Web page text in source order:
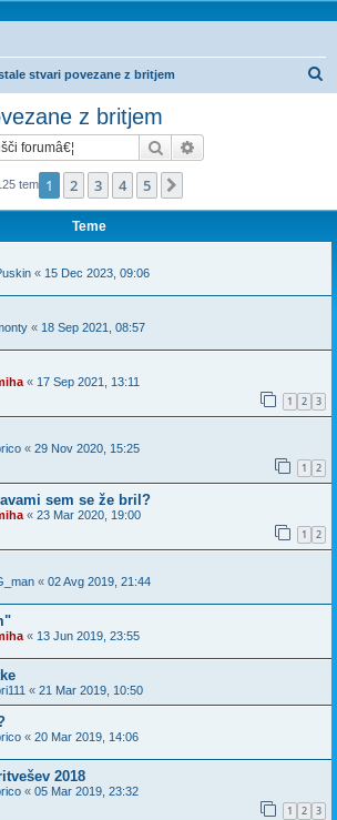
stvari povezane z britjem
z britjem
Iskanje
tem 1 2 3 4 5
Teme
« 15 Dec 2023, 09:06
« 18 Sep 2021, 08:57
« 17 Sep 2021, 13:11
1 2 3
« 29 Nov 2020, 15:25
1 2
sem se že bril?
« 23 Mar 2020, 19:00
1 2
« 02 Avg 2019, 21:44
« 13 Jun 2019, 23:55
« 21 Mar 2019, 10:50
« 20 Mar 2019, 14:06
2018
« 05 Mar 2019, 23:32
1 2 3